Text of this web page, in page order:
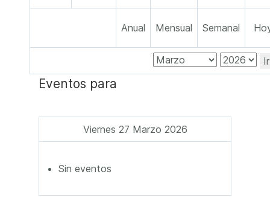
Anual Mensual Semanal
Eventos para
Viernes 27 Marzo 2026
Sin eventos